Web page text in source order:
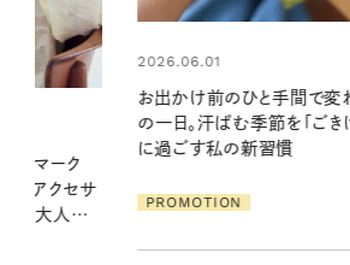
2026.06.01
真夏に向けて、ハーブが香
やりジェルと出合う。暑い季
地よくうるおう、軽やかなボ
PROMOTION